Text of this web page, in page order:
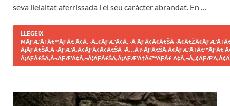
seva lleialtat aferrissada i el seu caràcter abrandat. En …
LLEGEIX
MÃƑÆ’Ã†Â€™ÃƑÂ€ Ã¢Â‚¬Â„¢ÃƑÆ’Ã¢Â‚¬Â
Â¡ÃƑÂ€ŠÃ‚Â¬ÃƑÆ’Ã‚Â¢ÃƑÂ¢Ã¢Â€ŠÂ¬Ã…Â¾ÃƑÂ€ŠÃ‚Â¢ÃƑÆ’Ã†Â€™ÃƑÂ€
Â¡ÃƑÂ€ŠÃ‚Â¬ÃƑÆ’Ã¢Â‚¬Â¦ÃƑÂ€ŠÃ‚Â¡ÃƑÆ’Ã†Â€™ÃƑÂ€